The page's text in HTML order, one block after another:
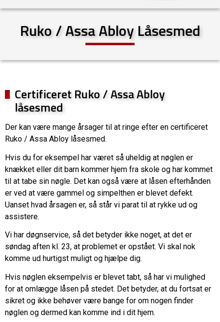
Ruko / Assa Abloy Låsesmed
Certificeret Ruko / Assa Abloy
låsesmed
Der kan være mange årsager til at ringe efter en certificeret
Ruko / Assa Abloy låsesmed.
Hvis du for eksempel har været så uheldig at nøglen er
knækket eller dit barn kommer hjem fra skole og har kommet
til at tabe sin nøgle. Det kan også være at låsen efterhånden
er ved at være gammel og simpelthen er blevet defekt.
Uanset hvad årsagen er, så står vi parat til at rykke ud og
assistere.
Vi har døgnservice, så det betyder ikke noget, at det er
søndag aften kl. 23, at problemet er opstået. Vi skal nok
komme ud hurtigst muligt og hjælpe dig.
Hvis nøglen eksempelvis er blevet tabt, så har vi mulighed
for at omlægge låsen på stedet. Det betyder, at du fortsat er
sikret og ikke behøver være bange for om nogen finder
nøglen og dermed kan komme ind i dit hjem.